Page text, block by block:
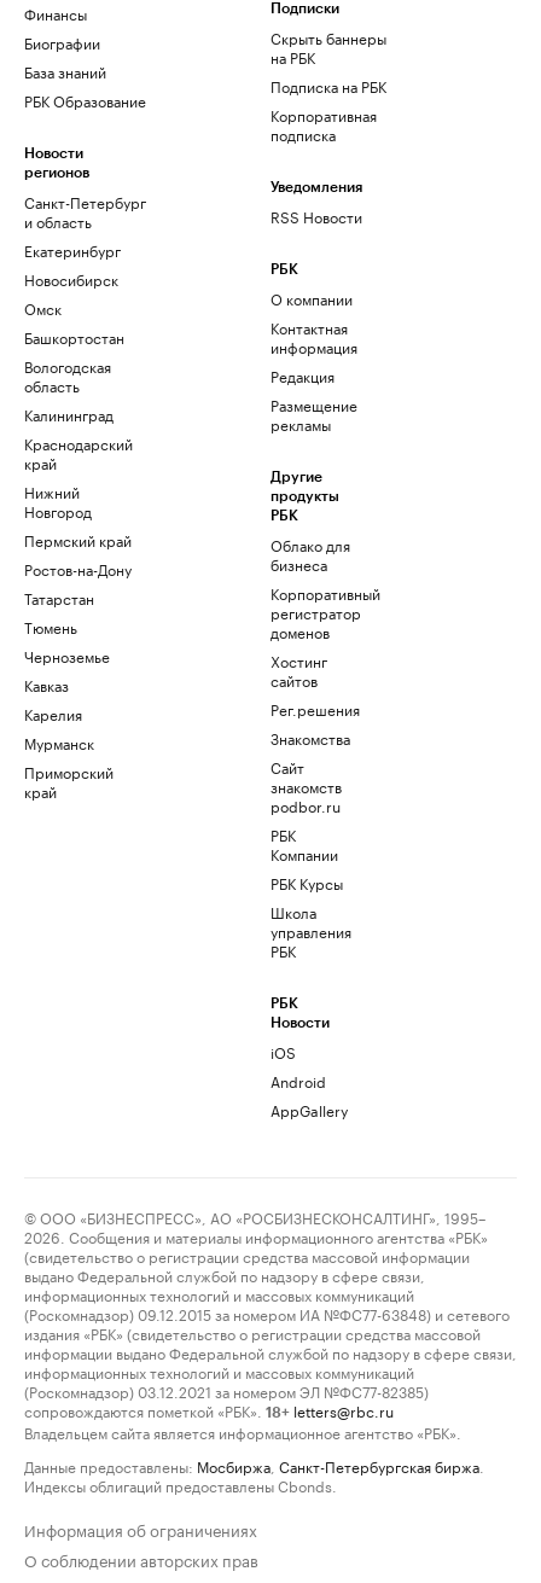
Финансы
Биографии
База знаний
РБК Образование
Новости
регионов
Санкт-Петербург
и область
Екатеринбург
Новосибирск
Омск
Башкортостан
Вологодская
область
Калининград
Краснодарский
край
Нижний
Новгород
Пермский край
Ростов-на-Дону
Татарстан
Тюмень
Черноземье
Кавказ
Карелия
Мурманск
Приморский
край
Подписки
Скрыть баннеры
на РБК
Подписка на РБК
Корпоративная
подписка
Уведомления
RSS Новости
РБК
О компании
Контактная
информация
Редакция
Размещение
рекламы
Другие
продукты
РБК
Облако для
бизнеса
Корпоративный
регистратор
доменов
Хостинг
сайтов
Рег.решения
Знакомства
Сайт
знакомств
podbor.ru
РБК
Компании
РБК Курсы
Школа
управления
РБК
РБК
Новости
iOS
Android
AppGallery
© ООО «БИЗНЕСПРЕСС», АО «РОСБИЗНЕСКОНСАЛТИНГ», 1995–
2026. Сообщения и материалы информационного агентства «РБК»
(свидетельство о регистрации средства массовой информации
выдано Федеральной службой по надзору в сфере связи,
информационных технологий и массовых коммуникаций
(Роскомнадзор) 09.12.2015 за номером ИА №ФС77-63848) и сетевого
издания «РБК» (свидетельство о регистрации средства массовой
информации выдано Федеральной службой по надзору в сфере связи,
информационных технологий и массовых коммуникаций
(Роскомнадзор) 03.12.2021 за номером ЭЛ №ФС77-82385)
сопровождаются пометкой «РБК».
18+ letters@rbc.ru
Владельцем сайта является информационное агентство «РБК».
Данные предоставлены: Мосбиржа Санкт-Петербургская биржа
Индексы облигаций предоставлены Cbonds.
Информация об ограничениях
О соблюдении авторских прав